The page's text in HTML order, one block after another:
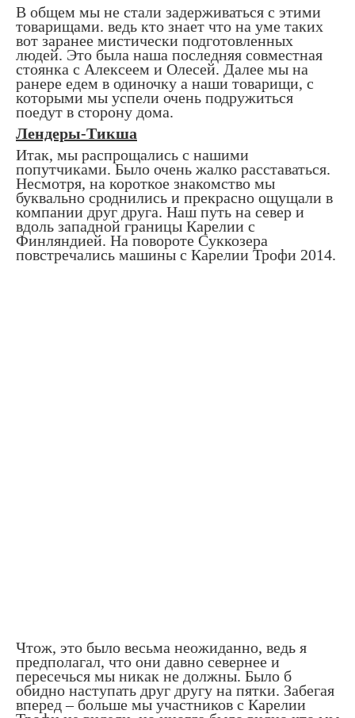
В общем мы не стали задерживаться с этими
товарищами. ведь кто знает что на уме таких
вот заранее мистически подготовленных
людей. Это была наша последняя совместная
стоянка с Алексеем и Олесей. Далее мы на
ранере едем в одиночку а наши товарищи, с
которыми мы успели очень подружиться
поедут в сторону дома.
Лендеры-Тикша
Итак, мы распрощались с нашими
попутчиками. Было очень жалко расставаться.
Несмотря, на короткое знакомство мы
буквально сроднились и прекрасно ощущали в
компании друг друга. Наш путь на север и
вдоль западной границы Карелии с
Финляндией. На повороте Суккозера
повстречались машины с Карелии Трофи 2014.
Чтож, это было весьма неожиданно, ведь я
предполагал, что они давно севернее и
пересечься мы никак не должны. Было б
обидно наступать друг другу на пятки. Забегая
вперед – больше мы участников с Карелии